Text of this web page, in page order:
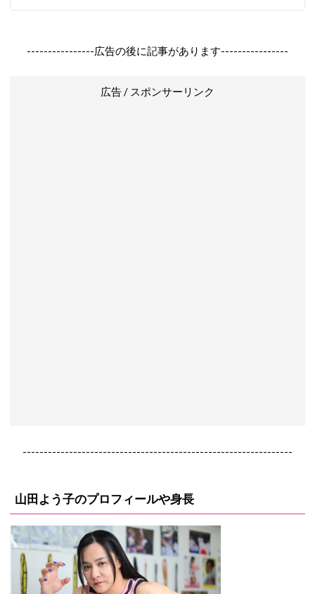
----------------広告の後に記事があります----------------
広告 / スポンサーリンク
----------------------------------------------------------------
山田よう子のプロフィールや身長